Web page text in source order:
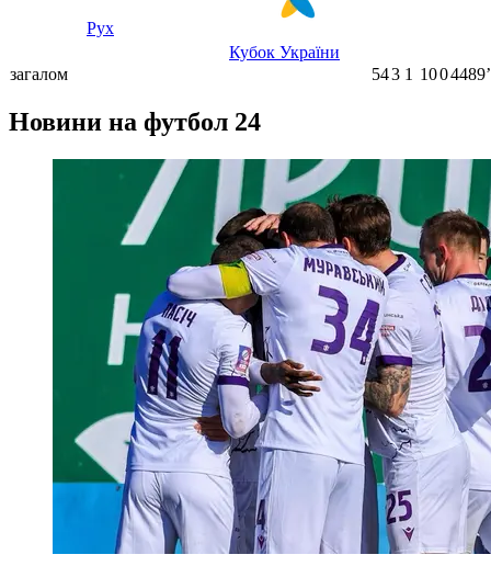
Рух
Кубок України
загалом 543 1 1004489ʼ
Новини на футбол 24